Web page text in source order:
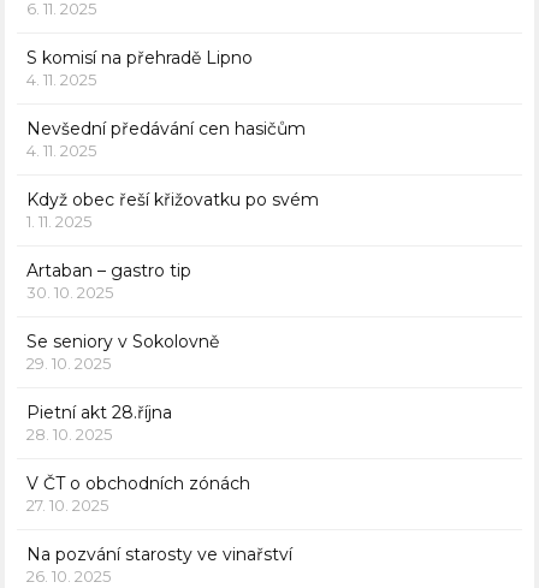
6. 11. 2025
S komisí na přehradě Lipno
4. 11. 2025
Nevšední předávání cen hasičům
4. 11. 2025
Když obec řeší křižovatku po svém
1. 11. 2025
Artaban – gastro tip
30. 10. 2025
Se seniory v Sokolovně
29. 10. 2025
Pietní akt 28.října
28. 10. 2025
V ČT o obchodních zónách
27. 10. 2025
Na pozvání starosty ve vinařství
26. 10. 2025